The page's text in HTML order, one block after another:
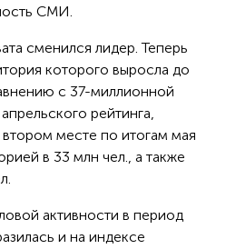
СМИ.
сменился лидер. Теперь
которого выросла до
с 37-миллионной
рейтинга,
месте по итогам мая
в 33 млн чел., а также
активности в период
и на индексе